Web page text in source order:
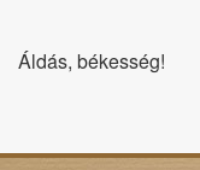
Áldás, békesség!